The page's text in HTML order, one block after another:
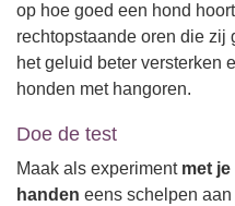
op hoe goed een hond
rechtopstaande oren die zij
het geluid beter versterken
honden met hangoren.
Doe de test
Maak als experiment met je
handen eens schelpen aan